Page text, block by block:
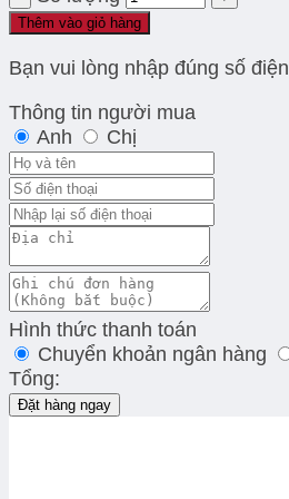
Thêm vào giỏ hàng
Bạn vui lòng nhập đúng số
Thông tin người mua
Anh
Chị
Hình thức thanh toán
Chuyển khoản ngân hàng
Tổng:
Đặt hàng ngay